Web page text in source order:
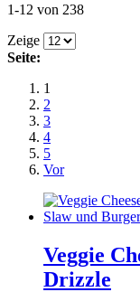
1-12 von 238
Zeige
Seite:
1
2
3
4
5
Vor
Veggie
Drizzle